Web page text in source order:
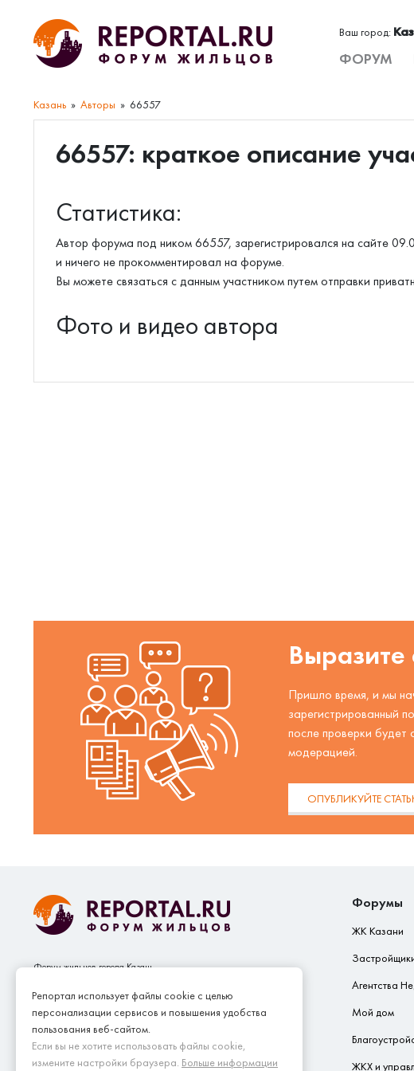
Репортал использует файлы cookie с целью
персонализации сервисов и повышения удобства
пользования веб-сайтом.
Если вы не хотите использовать файлы cookie,
измените настройки браузера. Больше информации
Ваш город:
ФОРУМ
Казань Авторы 66557
66557: краткое описание
Статистика:
Автор форума под ником 66557, зарегистрировался на сайте
и ничего не прокомментировал на форуме.
Вы можете связаться с данным участником путем отправки
Фото и видео автора
Выразите
Пришло время, и мы
зарегистрированный
после проверки будет
модерацией.
ОПУБЛИКУЙТЕ
Форум жильцов города Казань
управляется SEO.GROUP (ООО "СЕО.ГРУП")
Форумы
ЖК Казани
Агентства
Мой дом
ЖКХ и